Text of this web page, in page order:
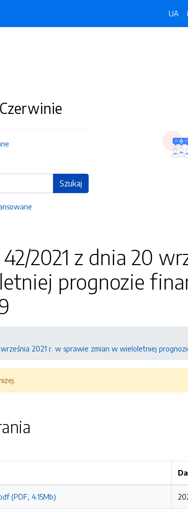
UA
Szukaj
2021 z dnia 20
prognozie
2021 r. w sprawie zmian w wieloletniej
(PDF, 4.15Mb)